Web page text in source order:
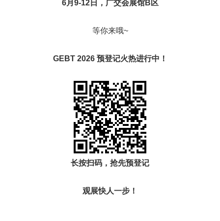
6月9-12日，广交会展馆B区
等你来哦~
GEBT 2026 预登记火热进行中！
长按扫码，抢先预登记
观展快人一步！